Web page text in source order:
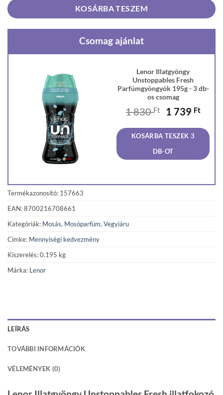
KOSÁRBA TESZEM
Csomag ajánlat
Lenor Illatgyöngy
Unstoppables Fresh
Parfümgyöngyök 195g - 3 db-
os csomag
1 830Ft
Original
was:
1
830 Ft.
1 739 Ft
is:
739
KOSÁRBA TESZEK 3
DB-OT
Termékazonosító: 157663
EAN: 8700216708661
Kategóriák: Mosás, Mosóparfüm, Vegyiáru
Címke: Mennyiségi kedvezmény
Kiszerelés: 0.195 kg
Márka: Lenor
LEÍRÁS
TOVÁBBI INFORMÁCIÓK
VÉLEMÉNYEK (0)